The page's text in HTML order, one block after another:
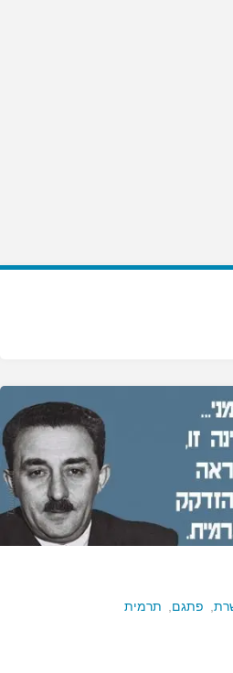
, פתגם, תרמית